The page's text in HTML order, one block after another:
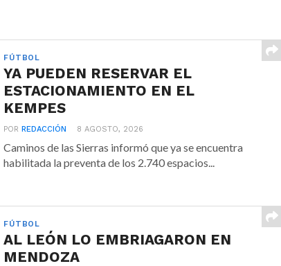
FÚTBOL
YA PUEDEN RESERVAR EL
ESTACIONAMIENTO EN EL
KEMPES
PORREDACCIÓN 8 AGOSTO, 2026
Caminos de las Sierras informó que ya se encuentra
habilitada la preventa de los 2.740 espacios...
FÚTBOL
AL LEÓN LO EMBRIAGARON EN
MENDOZA